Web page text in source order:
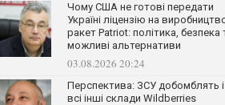
Чому США не готові передати
Україні ліцензію на
ракет Patriot: політика, безпека
можливі альтернативи
03.08.2026 20:24
Перспектива: ЗСУ добомблять і
всі інші склади Wildberries